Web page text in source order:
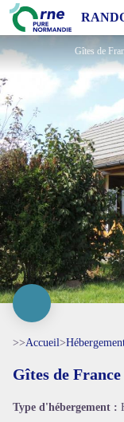
Gîtes de France Chalet
>>Accueil>
Gîtes de
Type d'hébergement :